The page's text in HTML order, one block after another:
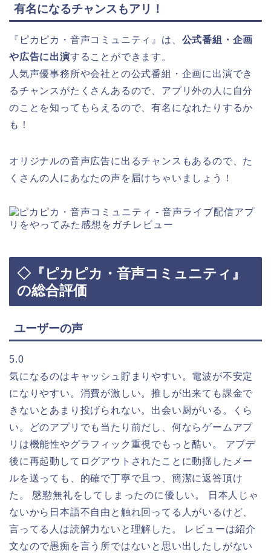
有名になるチャンスもアリ！
『ピカピカ・音声コミュニティ』は、 公式番組・企画
や広告に出演することができます。
人気声優事務所や会社との公式番組・企画に出演でき
るチャンスがたくさんあるので、アプリ外の人に自分
のことを知ってもらえるので、有名になれたりするか
も！
オリジナルの音声広告に出るチャンスもあるので、た
くさんの人にあなたの声を届けちゃいましょう！
◇『ピカピカ・音声コミュニティ』
の総合評価
ユーザーの声
5.0
気になるのはキャッシュ貯まりやすい。電波が不安定
になりやすい。消費が激しい。推しが出来ても課金で
きないとあまり投げられない。出会い厨がいる。くら
い。どのアプリでも当たり前だし、何ならゲームアプ
リは機能性やグラフィック重視でもっと酷い。 アプデ
後に再起動してログアウトされたことに動揺したメー
ルを送っても、的確で丁寧で且つ、簡潔に返答頂け
た。 慇懃無礼をしてしまったのに優しい。 日本人じゃ
ないから日本語不自由と触れ回ってる人がいるけど、
言ってる人は読解力ないと理解した。 レビューは紹介
文なので愚痴を言う所ではないと思い出したしがない